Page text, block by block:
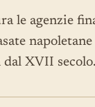
le agenzie
XVII secolo.